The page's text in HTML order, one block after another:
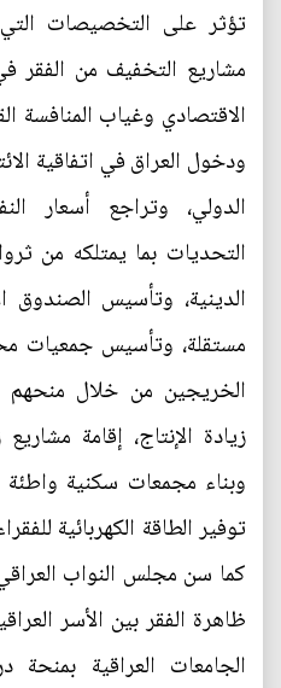
تؤثر على التخصيصات
مشاريع التخفيف من الفقر
الاقتصادي وغياب المنافسة
ودخول العراق في اتفاقية
الدولي، وتراجع أسعار
التحديات بما يمتلكه من
الدينية، وتأسيس الصندوق
مستقلة، وتأسيس جمعيات
الخريجين من خلال
زيادة الإنتاج، إقامة
وبناء مجمعات سكنية واطئة
توفير الطاقة الكهربائية
كما سن مجلس النواب
ظاهرة الفقر بين الأسر
الجامعات العراقية